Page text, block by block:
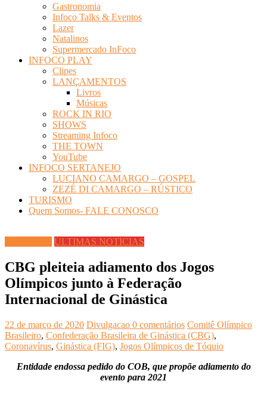
Gastronomia
Infoco Talks & Eventos
Lazer
Natalinos
Supermercado InFoco
INFOCO PLAY
Clipes
LANÇAMENTOS
Livros
Músicas
ROCK IN RIO
SHOWS
Streaming Infoco
THE TOWN
YouTube
INFOCO SERTANEJO
LUCIANO CAMARGO – GOSPEL
ZEZÉ DI CAMARGO – RÚSTICO
TURISMO
Quem Somos- FALE CONOSCO
ÚLTIMAS NOTÍCIAS
CBG pleiteia adiamento dos Jogos
Olímpicos junto à Federação
Internacional de Ginástica
22 de março de 2020 Divulgacao 0 comentários Comitê Olímpico
Brasileiro, Confederação Brasileira de Ginástica (CBG),
Coronavírus, Ginástica (FIG), Jogos Olímpicos de Tóquio
Entidade endossa pedido do COB, que propõe adiamento do
evento para 2021